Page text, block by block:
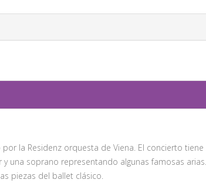
la Residenz orquesta de Viena. El concierto
una soprano representando algunas famosas
piezas del ballet clásico.